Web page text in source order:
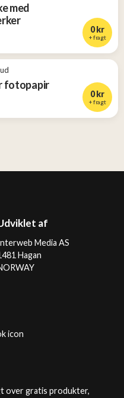
med
0 kr
+ fragt
fotopapir
0 kr
+ fragt
af
Media AS
Hagan
over gratis produkter,